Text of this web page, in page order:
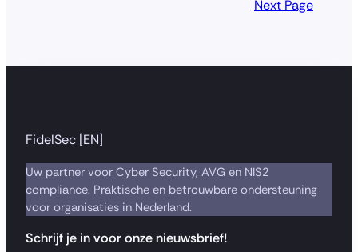
Next Page
FidelSec [EN]
Uw partner voor Cyber Security, AVG en NIS2
compliance. Praktische en betrouwbare ondersteuning
voor organisaties in Nederland.
Schrijf je in voor onze nieuwsbrief!